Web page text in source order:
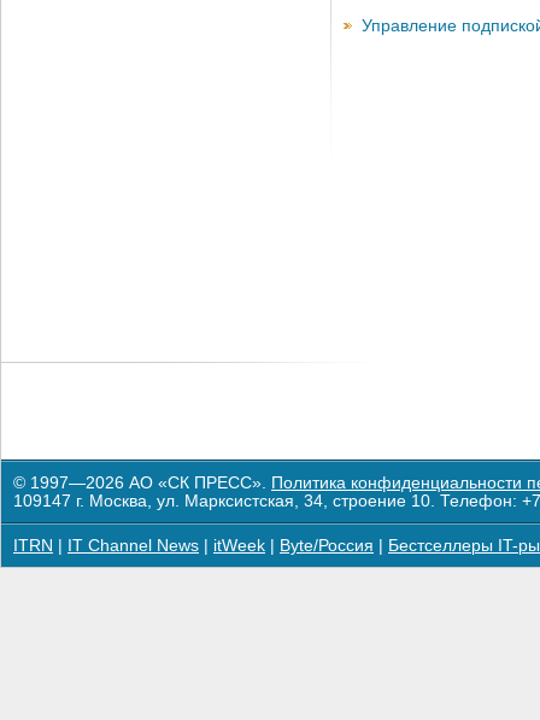
Управление
© 1997—2026 АО «СК ПРЕСС». Политика конфиденциальности
109147 г. Москва, ул. Марксистская, 34, строение 10. Телефон:
ITRN IT Channel News itWeek Byte/Россия Бестселлеры IT-